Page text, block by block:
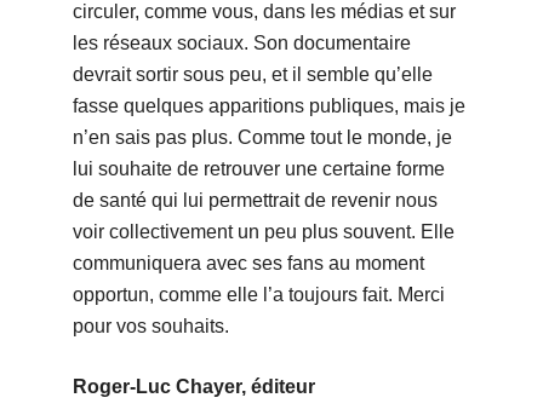
circuler, comme vous, dans les médias et sur
les réseaux sociaux. Son documentaire
devrait sortir sous peu, et il semble qu’elle
fasse quelques apparitions publiques, mais je
n’en sais pas plus. Comme tout le monde, je
lui souhaite de retrouver une certaine forme
de santé qui lui permettrait de revenir nous
voir collectivement un peu plus souvent. Elle
communiquera avec ses fans au moment
opportun, comme elle l’a toujours fait. Merci
pour vos souhaits.
Roger-Luc Chayer, éditeur